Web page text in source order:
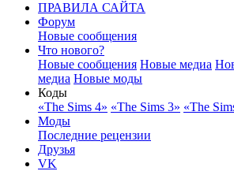
ПРАВИЛА САЙТА
Форум
Новые сообщения
Что нового?
Новые сообщения Новые медиа
медиа Новые моды
Коды
«The Sims 4» «The Sims 3» «The
Моды
Последние рецензии
Друзья
VK